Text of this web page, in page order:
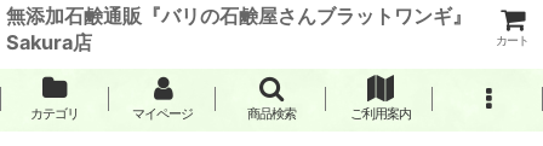
無添加石鹸通販『バリの石鹸屋さんブラットワンギ』
Sakura店
カート
カテゴリ マイページ 商品検索 ご利用案内